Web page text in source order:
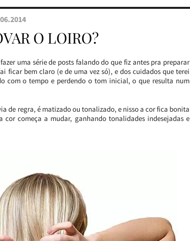
O LOIRO?
uma série de posts falando do que fiz antes pra preparar
ficar bem claro (e de uma vez só), e dos cuidados que terei
com o tempo e perdendo o tom inicial, o que resulta num
de regra, é matizado ou tonalizado, e nisso a cor fica bonita
começa a mudar, ganhando tonalidades indesejadas e